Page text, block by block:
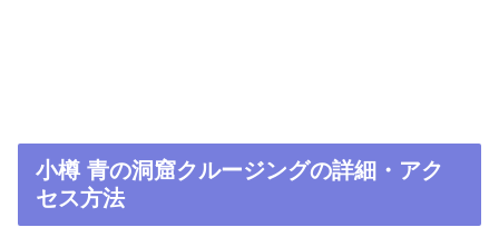
小樽 青の洞窟クルージングの詳細・アク
セス方法